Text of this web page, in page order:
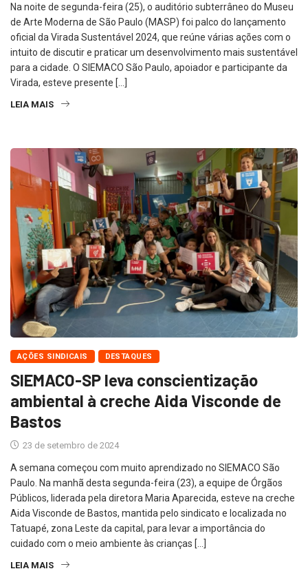
Na noite de segunda-feira (25), o auditório subterrâneo do Museu
de Arte Moderna de São Paulo (MASP) foi palco do lançamento
oficial da Virada Sustentável 2024, que reúne várias ações com o
intuito de discutir e praticar um desenvolvimento mais sustentável
para a cidade. O SIEMACO São Paulo, apoiador e participante da
Virada, esteve presente […]
LEIA MAIS
AÇÕES SINDICAIS DESTAQUES
SIEMACO-SP leva conscientização
ambiental à creche Aida Visconde de
Bastos
23 de setembro de 2024
A semana começou com muito aprendizado no SIEMACO São
Paulo. Na manhã desta segunda-feira (23), a equipe de Órgãos
Públicos, liderada pela diretora Maria Aparecida, esteve na creche
Aida Visconde de Bastos, mantida pelo sindicato e localizada no
Tatuapé, zona Leste da capital, para levar a importância do
cuidado com o meio ambiente às crianças […]
LEIA MAIS